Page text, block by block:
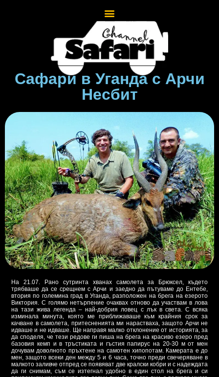
Сафари в Уганда с Арчи
Несбит
На 21.07. Рано сутринта хванах самолета за Брюксел, където
трябваше да се срещнем с Арчи и заедно да пътуваме до Ентебе,
втория по големина град в Уганда, разположен на брега на езерото
Виктория. С голямо нетърпение очаквах отново да участвам в лова
на тази жива легенда – най-добрия ловец с лък в света. С всяка
изминала минута, която ме приближаваше към крайния срок за
качване в самолета, притесненията ми нарастваха, защото Арчи не
идваше и не идваше. Ще направя малко отклонение от историята, за
да споделя, че тези редове ги пиша на брега на красиво езеро пред
базовия кемп и в тръстиката и гъстия папирус на 20-30 м от мен
дочувам доволното пръхтене на самотен хипопотам. Камерата е до
мен, защото всеки ден между 5 и 6 часа, точно преди свечеряване в
малкото заливче отпред се появяват две кралски кобри и с надеждата
да ги снимам, съм се изтегнал удобно в един стол на брега и си